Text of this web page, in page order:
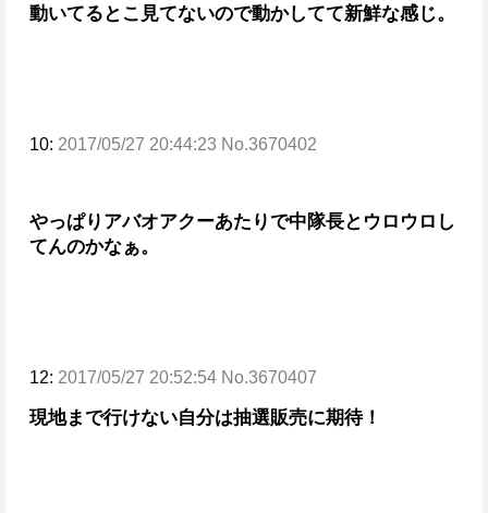
動いてるとこ見てないので動かしてて新鮮な感じ。
10: 2017/05/27 20:44:23 No.3670402
やっぱりアバオアクーあたりで中隊長とウロウロし
てんのかなぁ。
12: 2017/05/27 20:52:54 No.3670407
現地まで行けない自分は抽選販売に期待！